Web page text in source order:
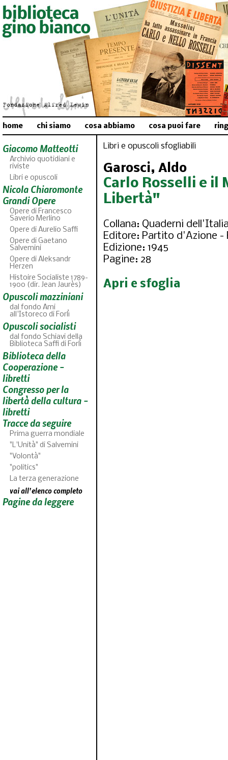
home chi siamo cosa abbiamo cosa puoi fare
Giacomo Matteotti
Archivio quotidiani e
riviste
Libri e opuscoli
Nicola Chiaromonte
Grandi Opere
Opere di Francesco
Saverio Merlino
Opere di Aurelio Saffi
Opere di Gaetano
Salvemini
Opere di Aleksandr
Herzen
Histoire Socialiste 1789-
1900 (dir. Jean Jaurès)
Opuscoli mazziniani
dal fondo Ami
all'Istoreco di Forlì
Opuscoli socialisti
dal fondo Schiavi della
Biblioteca Saffi di Forlì
Biblioteca della
Cooperazione -
libretti
Congresso per la
libertà della cultura -
libretti
Tracce da seguire
Prima guerra mondiale
"L'Unità" di Salvemini
"Volontà"
"politics"
La terza generazione
vai all'elenco completo
Pagine da leggere
Libri e opuscoli sfogliabili
Garosci, Aldo
Carlo Rosselli e il
Libertà"
Collana: Quaderni
Editore: Partito d'Azione -
Edizione: 1945
Pagine: 28
Apri e sfoglia